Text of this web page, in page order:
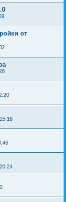
от